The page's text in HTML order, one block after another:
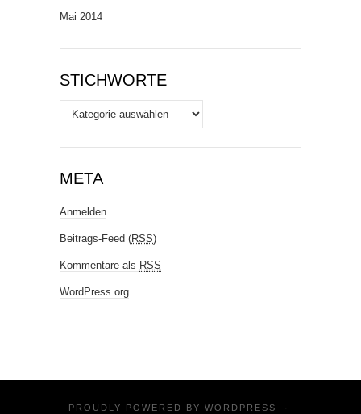
Mai 2014
STICHWORTE
Stichworte
META
Anmelden
Beitrags-Feed (RSS)
Kommentare als RSS
WordPress.org
PROUDLY POWERED BY WORDPRESS ·